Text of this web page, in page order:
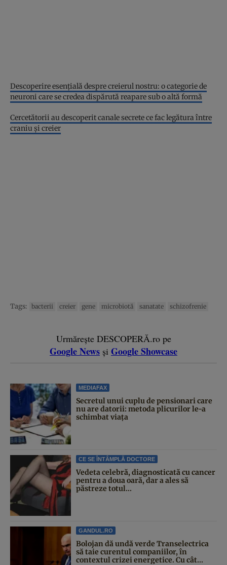
Descoperire esenţială despre creierul nostru: o categorie de
neuroni care se credea dispărută reapare sub o altă formă
Cercetătorii au descoperit canale secrete ce fac legătura între
craniu şi creier
Tags: bacterii creier gene microbiotă sanatate schizofrenie
Urmărește DESCOPERĂ.ro pe
Google News și Google Showcase
MEDIAFAX
Secretul unui cuplu de pensionari care
nu are datorii: metoda plicurilor le-a
schimbat viața
CE SE ÎNTÂMPLĂ DOCTORE
Vedeta celebră, diagnosticată cu cancer
pentru a doua oară, dar a ales să
păstreze totul...
GANDUL.RO
Bolojan dă undă verde Transelectrica
să taie curentul companiilor, în
contextul crizei energetice. Cu cât...